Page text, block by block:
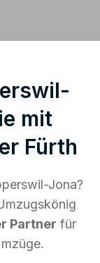
mit
Fürth
Jona?
Partner für